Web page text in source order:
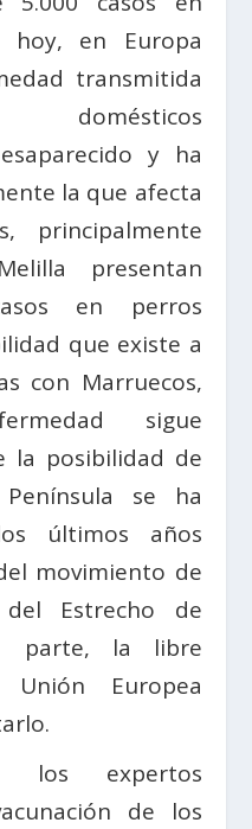
hoy, en Europa
transmitida
y ha
la que afecta
principalmente
presentan
en perros
que existe a
con Marruecos,
sigue
la posibilidad de
se ha
últimos años
movimiento de
Estrecho de
parte, la libre
Europea
los expertos
de los